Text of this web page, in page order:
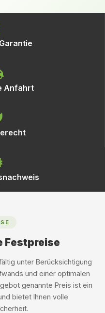
Anfahrt
Festpreise
unter Berücksichtigung
und einer optimalen
genannte Preis ist ein
bietet Ihnen volle